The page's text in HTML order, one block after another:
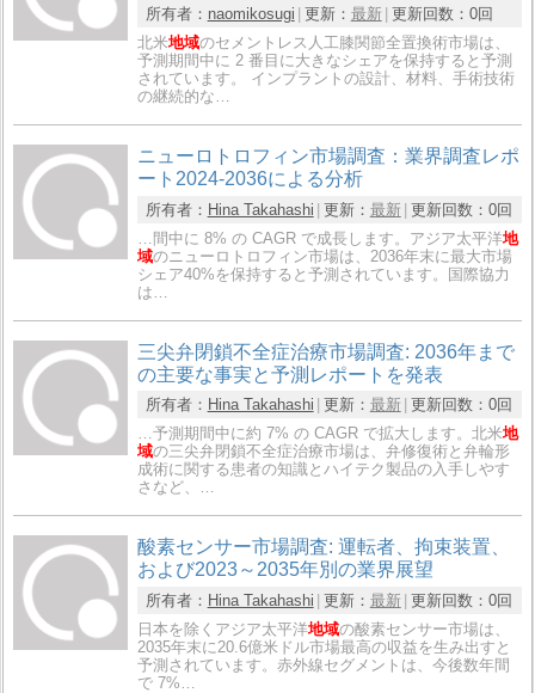
所有者： naomikosugi 更新： 最新 更新回数： 0回
北米地域のセメントレス人工膝関節全置換術市場は、
予測期間中に 2 番目に大きなシェアを保持すると予測
されています。 インプラントの設計、材料、手術技術
の継続的な…
ニューロトロフィン市場調査：業界調査レポ
ート2024-2036による分析
所有者： Hina Takahashi 更新： 最新 更新回数： 0回
…間中に 8% の CAGR で成長します。アジア太平洋地
域のニューロトロフィン市場は、2036年末に最大市場
シェア40%を保持すると予測されています。国際協力
は…
三尖弁閉鎖不全症治療市場調査: 2036年まで
の主要な事実と予測レポートを発表
所有者： Hina Takahashi 更新： 最新 更新回数： 0回
…予測期間中に約 7% の CAGR で拡大します。北米地
域の三尖弁閉鎖不全症治療市場は、弁修復術と弁輪形
成術に関する患者の知識とハイテク製品の入手しやす
さなど、…
酸素センサー市場調査: 運転者、拘束装置、
および2023～2035年別の業界展望
所有者： Hina Takahashi 更新： 最新 更新回数： 0回
日本を除くアジア太平洋地域の酸素センサー市場は、
2035年末に20.6億米ドル市場最高の収益を生み出すと
予測されています。赤外線セグメントは、今後数年間
で 7%…